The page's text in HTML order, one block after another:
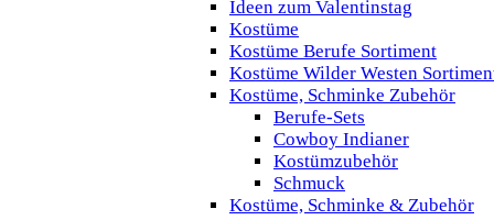
Ideen zum Valentinstag
Kostüme
Kostüme Berufe Sortiment
Kostüme Wilder Westen
Kostüme, Schminke Zubehör
Berufe-Sets
Cowboy Indianer
Kostümzubehör
Schmuck
Kostüme, Schminke & Zubehör